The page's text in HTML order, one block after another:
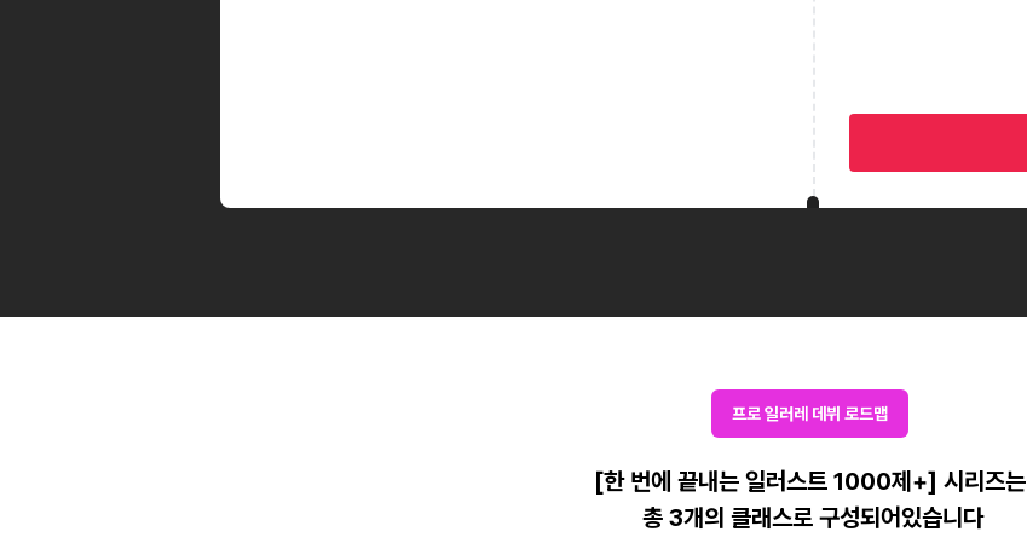
프로 일러레 데뷔 로드맵
[한 번에 끝내는 일러스트 1000제+] 시리즈는
총 3개의 클래스로 구성되어있습니다